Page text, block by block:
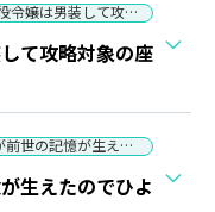
モブ同然の悪役令嬢は男装して攻略対象の座を狙う
て攻略対象の座
白豚貴族ですが前世の記憶が生えたのでひよこな弟育てます
生えたのでひよ